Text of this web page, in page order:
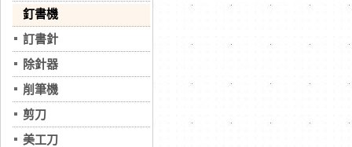
釘書機
訂書針
除針器
削筆機
剪刀
美工刀